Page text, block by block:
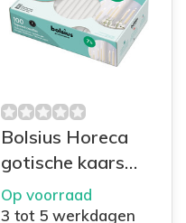
Bolsius Horeca
gotische kaars
240/23 doos 100
Wit
Op voorraad
3 tot 5 werkdagen